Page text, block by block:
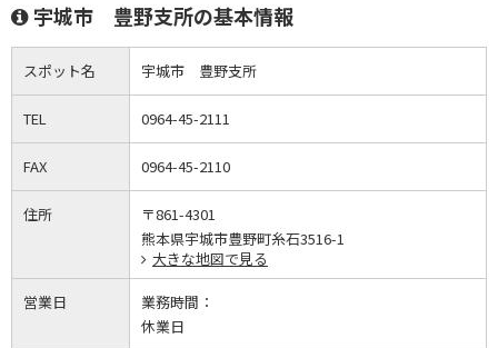
宇城市 豊野支所の基本情報
スポット名 宇城市 豊野支所
TEL 0964-45-2111
FAX 0964-45-2110
住所
〒861-4301
熊本県宇城市豊野町糸石3516-1
大きな地図で見る
営業日
業務時間：
休業日